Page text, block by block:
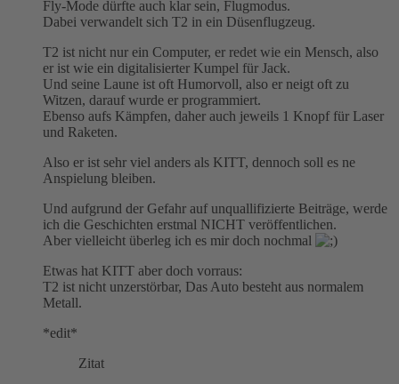
Fly-Mode dürfte auch klar sein, Flugmodus.
Dabei verwandelt sich T2 in ein Düsenflugzeug.
T2 ist nicht nur ein Computer, er redet wie ein Mensch, also
er ist wie ein digitalisierter Kumpel für Jack.
Und seine Laune ist oft Humorvoll, also er neigt oft zu
Witzen, darauf wurde er programmiert.
Ebenso aufs Kämpfen, daher auch jeweils 1 Knopf für Laser
und Raketen.
Also er ist sehr viel anders als KITT, dennoch soll es ne
Anspielung bleiben.
Und aufgrund der Gefahr auf unquallifizierte Beiträge, werde
ich die Geschichten erstmal NICHT veröffentlichen.
Aber vielleicht überleg ich es mir doch nochmal
Etwas hat KITT aber doch vorraus:
T2 ist nicht unzerstörbar, Das Auto besteht aus normalem
Metall.
*edit*
Zitat